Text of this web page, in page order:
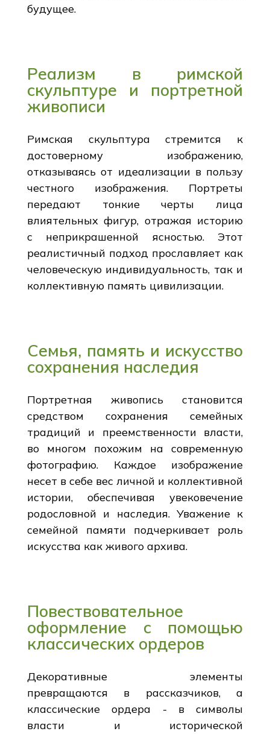
будущее.
Реализм в римской
скульптуре и портретной
живописи
Римская скульптура стремится к
достоверному изображению,
отказываясь от идеализации в пользу
честного изображения. Портреты
передают тонкие черты лица
влиятельных фигур, отражая историю
с неприкрашенной ясностью. Этот
реалистичный подход прославляет как
человеческую индивидуальность, так и
коллективную память цивилизации.
Семья, память и искусство
сохранения наследия
Портретная живопись становится
средством сохранения семейных
традиций и преемственности власти,
во многом похожим на современную
фотографию. Каждое изображение
несет в себе вес личной и коллективной
истории, обеспечивая увековечение
родословной и наследия. Уважение к
семейной памяти подчеркивает роль
искусства как живого архива.
Повествовательное
оформление с помощью
классических ордеров
Декоративные элементы
превращаются в рассказчиков, а
классические ордера - в символы
власти и исторической